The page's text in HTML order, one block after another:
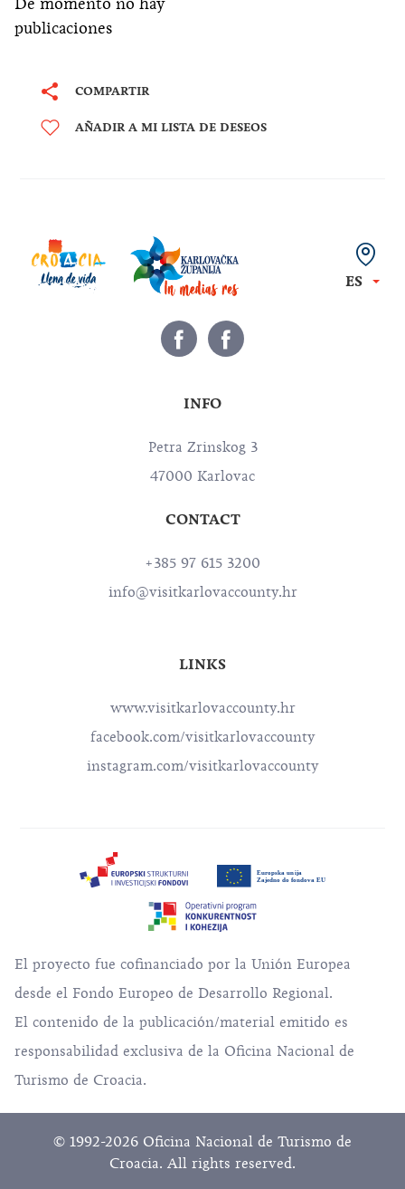
publicaciones
COMPARTIR
AÑADIR A MI LISTA DE DESEOS
ES
INFO
Petra Zrinskog 3
47000 Karlovac
CONTACT
+385 97 615 3200
info@visitkarlovaccounty.hr
LINKS
www.visitkarlovaccounty.hr
facebook.com/visitkarlovaccounty
instagram.com/visitkarlovaccounty
El proyecto fue cofinanciado por la Unión Europea
desde el Fondo Europeo de Desarrollo Regional.
El contenido de la publicación/material emitido es
responsabilidad exclusiva de la Oficina Nacional de
Turismo de Croacia.
© 1992-2026 Oficina Nacional de Turismo de
Croacia. All rights reserved.